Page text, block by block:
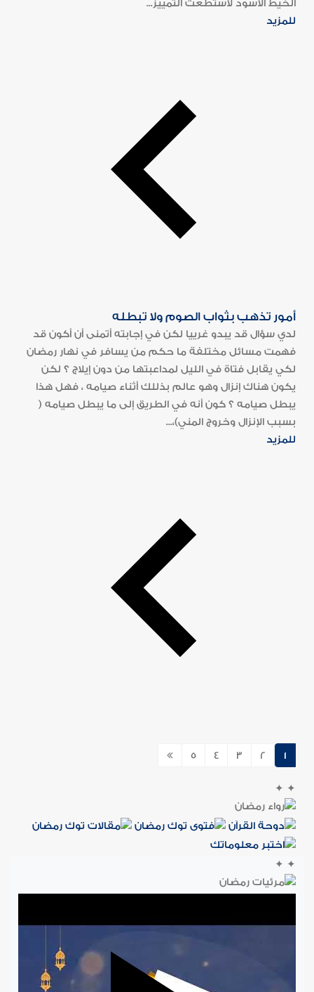
الخيط الأسود لاستطعت التمييز...
للمزيد
أمور تذهب بثواب الصوم ولا تبطله
لدي سؤال قد يبدو غرييا لكن في إجابته أتمنى أن أكون قد
فهمت مسائل مختلفة ما حكم من يسافر في نهار رمضان
لكي يقابل فتاة في الليل لمداعبتها من دون إيلاج ؟ لكن
يكون هناك إنزال وهو عالم بذللك أثناء صيامه ، فهل هذا
يبطل صيامه ؟ كون أنه في الطريق إلى ما يبطل صيامه (
بسبب الإنزال وخروج المني)،...
للمزيد
1
2
3
4
5
✦
✦
✦
✦